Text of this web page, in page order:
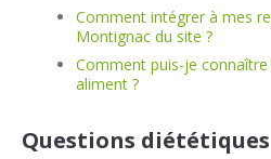
Comment intégrer à mes
Montignac du site ?
Comment puis-je connaître
aliment ?
Questions diététiques